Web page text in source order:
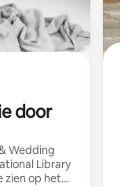
door
Wedding
Library
zien op het